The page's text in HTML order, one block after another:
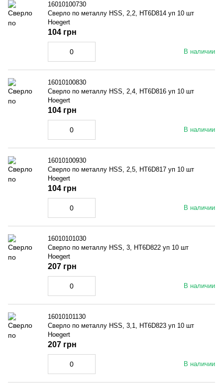
16010100730
Сверло по металлу HSS, 2,2, HT6D814 уп 10 шт
Hoegert
В наличии
104 грн
16010100830
Сверло по металлу HSS, 2,4, HT6D816 уп 10 шт
Hoegert
В наличии
104 грн
16010100930
Сверло по металлу HSS, 2,5, HT6D817 уп 10 шт
Hoegert
В наличии
104 грн
16010101030
Сверло по металлу HSS, 3, HT6D822 уп 10 шт
Hoegert
В наличии
207 грн
16010101130
Сверло по металлу HSS, 3,1, HT6D823 уп 10 шт
Hoegert
В наличии
207 грн